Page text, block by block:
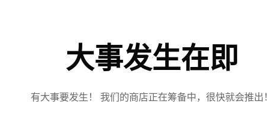
大事发生在即
有大事要发生！ 我们的商店正在筹备中，很快就会推出！